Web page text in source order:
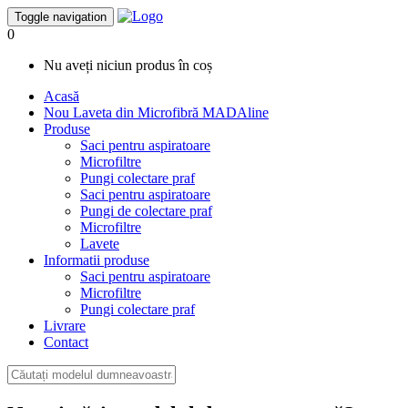
Toggle navigation
0
Nu aveți niciun produs în coș
Acasă
Nou Laveta din Microfibră MADAline
Produse
Saci pentru aspiratoare
Microfiltre
Pungi colectare praf
Saci pentru aspiratoare
Pungi de colectare praf
Microfiltre
Lavete
Informatii produse
Saci pentru aspiratoare
Microfiltre
Pungi colectare praf
Livrare
Contact